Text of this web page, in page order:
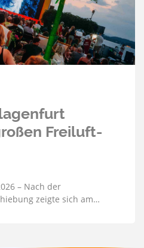
Freiluft-
– Nach der
zeigte sich am…